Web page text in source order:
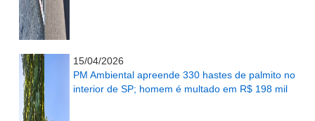
15/04/2026
PM Ambiental apreende 330 hastes de palmito no
interior de SP; homem é multado em R$ 198 mil